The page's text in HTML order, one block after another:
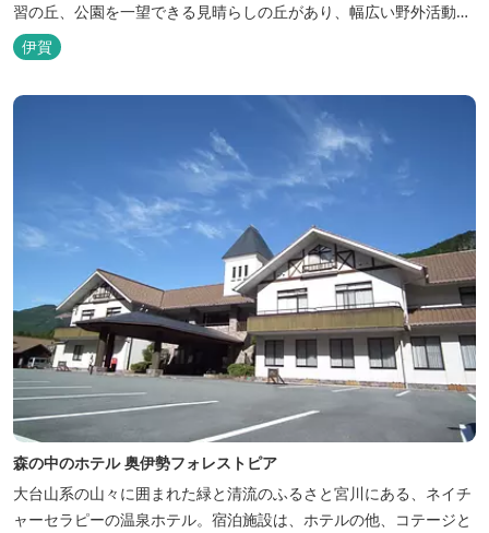
習の丘、公園を一望できる見晴らしの丘があり、幅広い野外活動に
利用できるキャンプ場も併設されています。 川沿いには島ヶ原温泉
やぶっちゃに至る「川辺の道」があり、旧岩倉水力発電所跡の水路
伊賀
森の中のホテル 奥伊勢フォレストピア
大台山系の山々に囲まれた緑と清流のふるさと宮川にある、ネイチ
ャーセラピーの温泉ホテル。宿泊施設は、ホテルの他、コテージと